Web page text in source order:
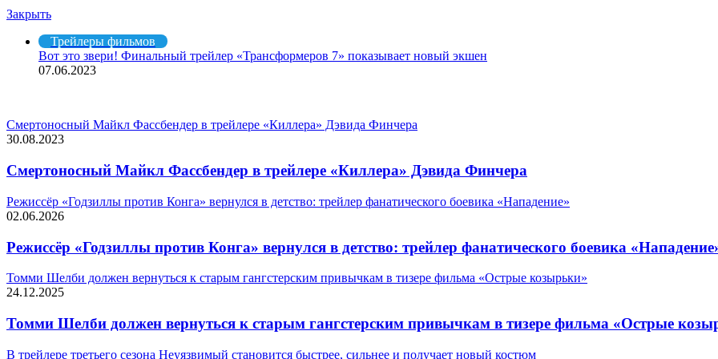
Закрыть
Трейлеры фильмов
Вот это звери! Финальный трейлер «Трансформеров 7» показывает новый экшен
07.06.2023
Смертоносный Майкл Фассбендер в трейлере «Киллера» Дэвида Финчера
30.08.2023
Смертоносный Майкл Фассбендер в трейлере «Киллера» Дэвида Финчера
Режиссёр «Годзиллы против Конга» вернулся в детство: трейлер фанатического боевика «Нападение»
02.06.2026
Режиссёр «Годзиллы против Конга» вернулся в детство: трейлер фанатического боевика
Томми Шелби должен вернуться к старым гангстерским привычкам в тизере фильма «Острые козырьки»
24.12.2025
Томми Шелби должен вернуться к старым гангстерским привычкам в тизере фильма «Острые
В трейлере третьего сезона Неуязвимый становится быстрее, сильнее и получает новый костюм